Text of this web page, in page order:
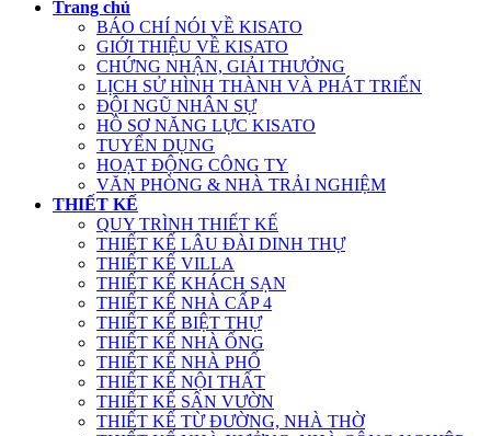
Trang chủ
BÁO CHÍ NÓI VỀ KISATO
GIỚI THIỆU VỀ KISATO
CHỨNG NHẬN, GIẢI THƯỞNG
LỊCH SỬ HÌNH THÀNH VÀ PHÁT TRIỂN
ĐỘI NGŨ NHÂN SỰ
HỒ SƠ NĂNG LỰC KISATO
TUYỂN DỤNG
HOẠT ĐỘNG CÔNG TY
VĂN PHÒNG & NHÀ TRẢI NGHIỆM
THIẾT KẾ
QUY TRÌNH THIẾT KẾ
THIẾT KẾ LÂU ĐÀI DINH THỰ
THIẾT KẾ VILLA
THIẾT KẾ KHÁCH SẠN
THIẾT KẾ NHÀ CẤP 4
THIẾT KẾ BIỆT THỰ
THIẾT KẾ NHÀ ỐNG
THIẾT KẾ NHÀ PHỐ
THIẾT KẾ NỘI THẤT
THIẾT KẾ SÂN VƯỜN
THIẾT KẾ TỪ ĐƯỜNG, NHÀ THỜ